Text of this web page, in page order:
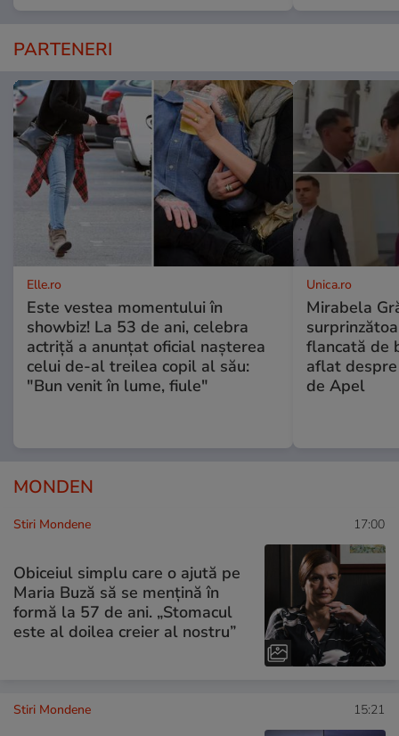
PARTENERI
Elle.ro
Este vestea momentului în
showbiz! La 53 de ani, celebra
actriță a anunțat oficial nașterea
celui de-al treilea copil al său:
"Bun venit în lume, fiule"
Unica.ro
Mirabela
flancată de
aflat
de Apel
MONDEN
Stiri Mondene 17:00
Obiceiul simplu care o ajută pe
Maria Buză să se mențină în
formă la 57 de ani. „Stomacul
este al doilea creier al nostru”
Stiri Mondene 15:21